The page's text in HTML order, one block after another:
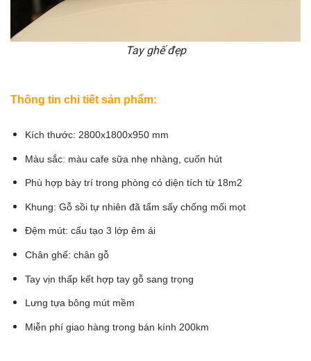
Tay ghế đẹp
Thông tin chi tiết sản phẩm:
Kích thước: 2800x1800x950 mm
Màu sắc: màu cafe sữa nhẹ nhàng, cuốn hút
Phù hợp bày trí trong phòng có diện tích từ 18m2
Khung: Gỗ sồi tự nhiên đã tẩm sấy chống mối mọt
Đệm mút: cấu tạo 3 lớp êm ái
Chân ghế: chân gỗ
Tay vịn thấp kết hợp tay gỗ sang trọng
Lưng tựa bông mút mềm
Miễn phí giao hàng trong bán kính 200km